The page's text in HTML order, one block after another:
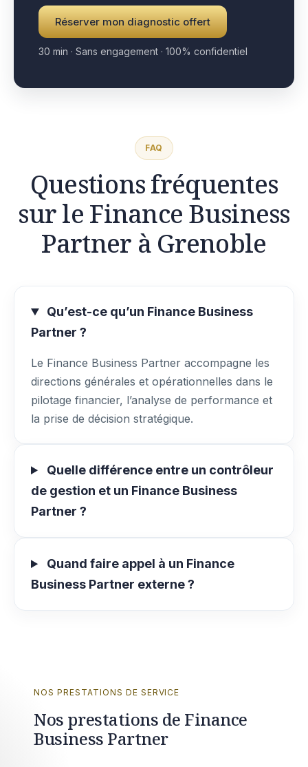
Réserver mon diagnostic offert
30 min · Sans engagement · 100% confidentiel
FAQ
Questions fréquentes
sur le Finance Business
Partner à Grenoble
Qu’est-ce qu’un Finance Business
Partner ?
Le Finance Business Partner accompagne les
directions générales et opérationnelles dans le
pilotage financier, l’analyse de performance et
la prise de décision stratégique.
Quelle différence entre un contrôleur
de gestion et un Finance Business
Partner ?
Quand faire appel à un Finance
Business Partner externe ?
NOS PRESTATIONS DE SERVICE
Nos prestations de Finance
Business Partner